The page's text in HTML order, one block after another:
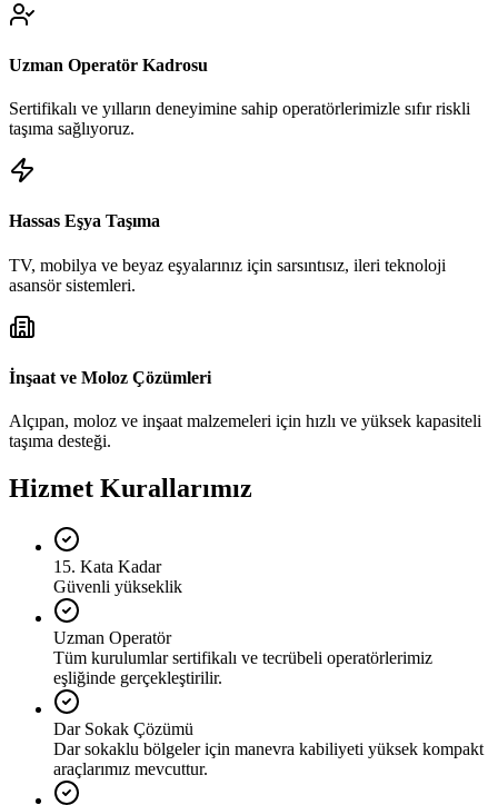
Uzman Operatör Kadrosu
Sertifikalı ve yılların deneyimine sahip operatörlerimizle sıfır riskli
taşıma sağlıyoruz.
Hassas Eşya Taşıma
TV, mobilya ve beyaz eşyalarınız için sarsıntısız, ileri teknoloji
asansör sistemleri.
İnşaat ve Moloz Çözümleri
Alçıpan, moloz ve inşaat malzemeleri için hızlı ve yüksek kapasiteli
taşıma desteği.
Hizmet Kurallarımız
15. Kata Kadar
Güvenli yükseklik
Uzman Operatör
Tüm kurulumlar sertifikalı ve tecrübeli operatörlerimiz
eşliğinde gerçekleştirilir.
Dar Sokak Çözümü
Dar sokaklu bölgeler için manevra kabiliyeti yüksek kompakt
araçlarımız mevcuttur.